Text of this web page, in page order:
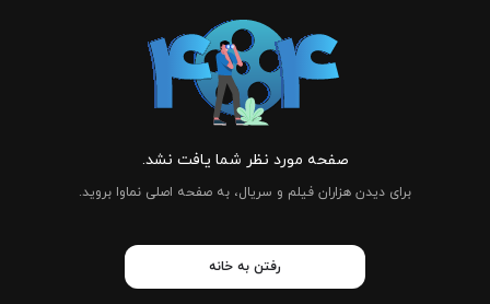
صفحه مورد نظر شما یافت نشد.
برای دیدن هزاران فیلم و سریال، به صفحه اصلی نماوا بروید.
رفتن به خانه